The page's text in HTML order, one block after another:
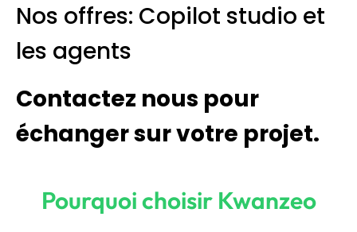
Nos offres: Copilot studio et
les agents
Contactez nous pour
échanger sur votre projet.
Pourquoi choisir Kwanzeo